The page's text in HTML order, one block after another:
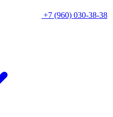
+7 (960) 030-38-38